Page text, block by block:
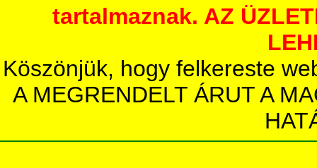
tartalmaznak. AZ
Köszönjük, hogy felkereste
A MEGRENDELT ÁRUT A